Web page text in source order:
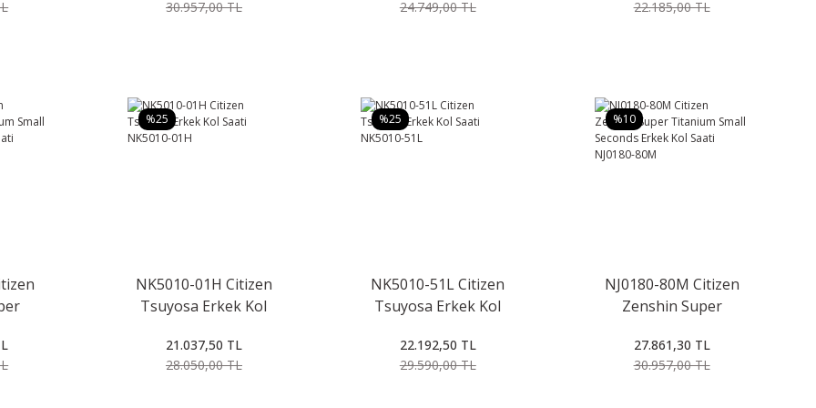
30.957,00 TL
24.749,00 TL
22.185,00 TL
Kol
%25
NK5010-01H Citizen
Tsuyosa Erkek Kol
21.037,50 TL
28.050,00 TL
%25
NK5010-51L Citizen
Tsuyosa Erkek Kol
22.192,50 TL
29.590,00 TL
%10
NJ0180-80M Citizen
Zenshin Super
Seconds Erkek Kol
Saati NJ0180-80M
27.861,30 TL
30.957,00 TL